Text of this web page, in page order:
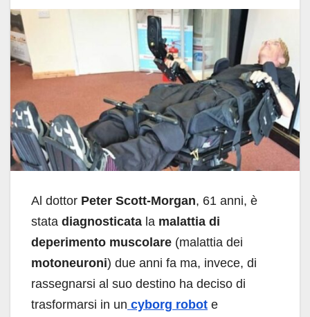
Al dottor Peter Scott-Morgan, 61 anni, è
stata diagnosticata la malattia di
deperimento muscolare (malattia dei
motoneuroni) due anni fa ma, invece, di
rassegnarsi al suo destino ha deciso di
trasformarsi in un cyborg robot e